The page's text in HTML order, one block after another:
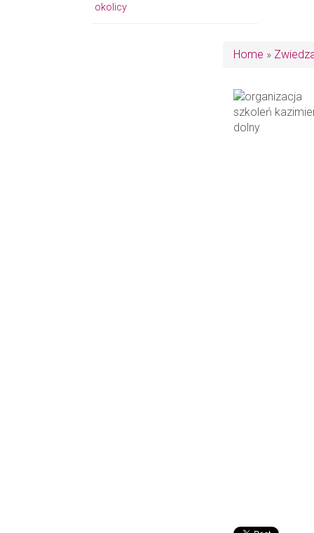
okolicy
Home »